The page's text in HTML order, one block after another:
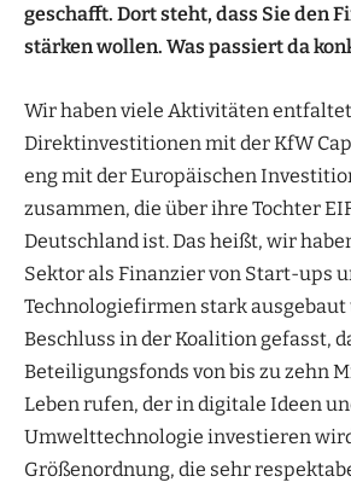
geschafft. Dort steht, dass Sieden
stärken wollen. Was passiert da
Wir haben viele Aktivitäten
Direktinvestitionen mit der KfW
eng mit der Europäischen
zusammen, die über ihre Tochter
Deutschland ist. Das heißt, wir
Sektor als Finanzier von Start-ups
Technologiefirmen stark ausgebaut
Beschluss in der Koalition gefasst,
Beteiligungsfonds von bis zu zehn
Leben rufen, der in digitale Ideen
Umwelttechnologie investieren
Größenordnung, die sehr